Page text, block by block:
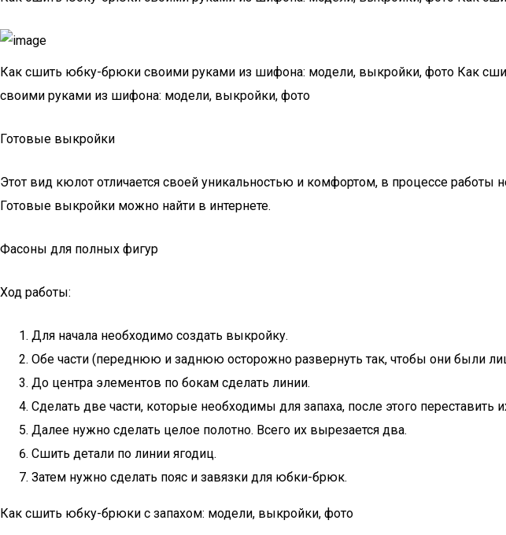
Как сшить юбку-брюки своими руками из шифона: модели, выкройки, фото Как
своими руками из шифона: модели, выкройки, фото
Готовые выкройки
Этот вид кюлот отличается своей уникальностью и комфортом, в процессе
Готовые выкройки можно найти в интернете.
Фасоны для полных фигур
Ход работы:
Для начала необходимо создать выкройку.
Обе части (переднюю и заднюю осторожно развернуть так, чтобы они были
До центра элементов по бокам сделать линии.
Сделать две части, которые необходимы для запаха, после этого переставить
Далее нужно сделать целое полотно. Всего их вырезается два.
Сшить детали по линии ягодиц.
Затем нужно сделать пояс и завязки для юбки-брюк.
Как сшить юбку-брюки с запахом: модели, выкройки, фото